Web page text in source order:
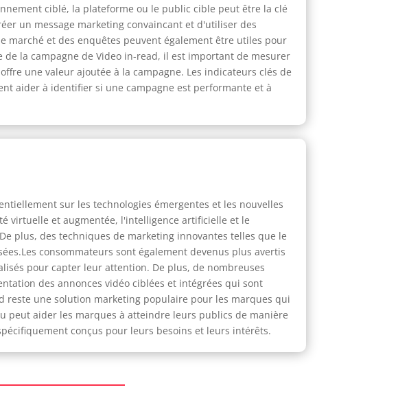
ciblé, la plateforme ou le public cible peut être la clé
un message marketing convaincant et d'utiliser des
marché et des enquêtes peuvent également être utiles pour
la campagne de Video in-read, il est important de mesurer
une valeur ajoutée à la campagne. Les indicateurs clés de
aider à identifier si une campagne est performante et à
sur les technologies émergentes et les nouvelles
virtuelle et augmentée, l'intelligence artificielle et le
plus, des techniques de marketing innovantes telles que le
consommateurs sont également devenus plus avertis
pour capter leur attention. De plus, de nombreuses
des annonces vidéo ciblées et intégrées qui sont
reste une solution marketing populaire pour les marques qui
peut aider les marques à atteindre leurs publics de manière
conçus pour leurs besoins et leurs intérêts.